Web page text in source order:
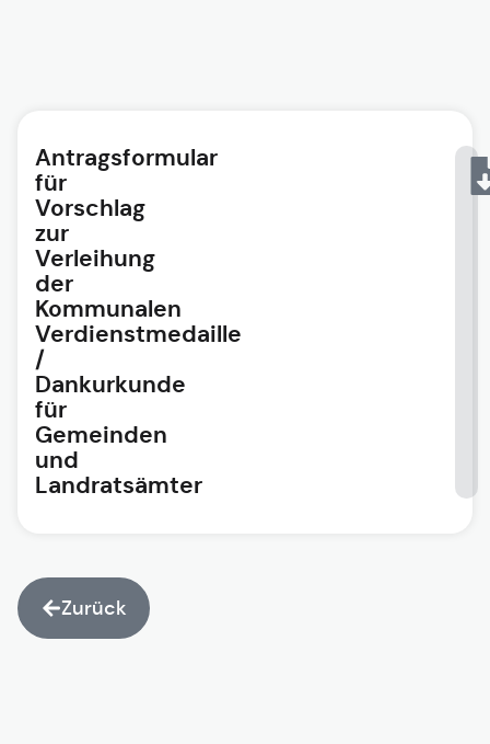
Antragsformular
für
Vorschlag
zur
Verleihung
der
Kommunalen
Verdienstmedaille
/
Dankurkunde
für
Gemeinden
und
Landratsämter
Zurück